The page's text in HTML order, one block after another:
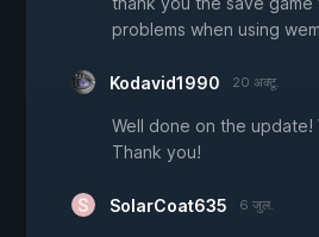
problems when using
Kodavid1990 20 अक्टू.
Well done on the update!
Thank you!
SolarCoat635 6 जुल.